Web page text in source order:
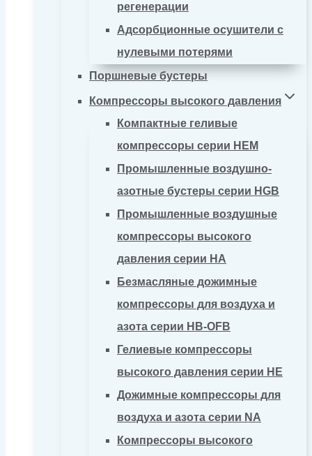
регенерации
Адсорбционные осушители с
нулевыми потерями
Поршневые бустеры
Компрессоры высокого давления
Компактные геливые
компрессоры серии HEM
Промышленные воздушно-
азотные бустеры серии HGB
Промышленные воздушные
компрессоры высокого
давления серии HA
Безмасляные дожимные
компрессоры для воздуха и
азота серии HB-OFB
Гелиевые компрессоры
высокого давления серии HE
Дожимные компрессоры для
воздуха и азота серии NA
Компрессоры высокого